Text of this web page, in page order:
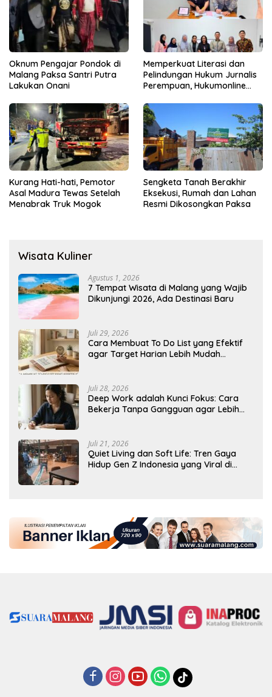
Oknum Pengajar Pondok di
Malang Paksa Santri Putra
Lakukan Onani
Memperkuat Literasi dan
Pelindungan Hukum Jurnalis
Perempuan, Hukumonline
Gratis
Kurang Hati-hati, Pemotor
Asal Madura Tewas Setelah
Menabrak Truk Mogok
Sengketa Tanah Berakhir
Eksekusi, Rumah dan Lahan
Resmi Dikosongkan Paksa
Wisata Kuliner
Agustus 1, 2026
7 Tempat Wisata di Malang yang Wajib
Dikunjungi 2026, Ada Destinasi Baru
Juli 29, 2026
Cara Membuat To Do List yang Efektif
agar Target Harian Lebih Mudah
Juli 28, 2026
Deep Work adalah Kunci Fokus: Cara
Bekerja Tanpa Gangguan agar Lebih
Juli 21, 2026
Quiet Living dan Soft Life: Tren Gaya
Hidup Gen Z Indonesia yang Viral di